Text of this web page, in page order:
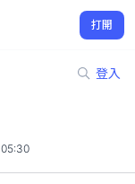
打開
登入